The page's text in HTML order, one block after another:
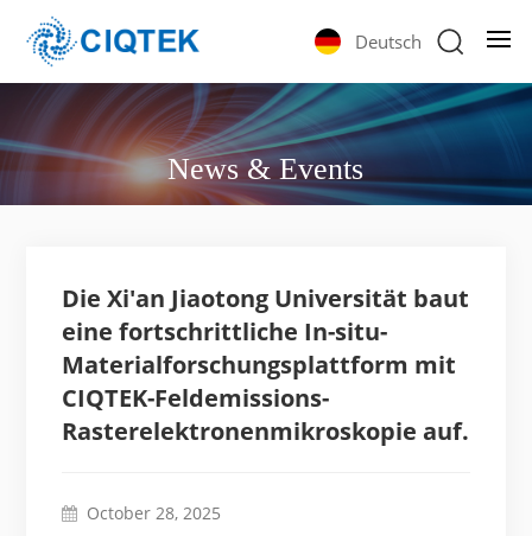
Deutsch
News & Events
Die Xi'an Jiaotong Universität baut
eine fortschrittliche In-situ-
Materialforschungsplattform mit
CIQTEK-Feldemissions-
Rasterelektronenmikroskopie auf.
October 28, 2025